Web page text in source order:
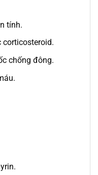
tính.
corticosteroid.
chống đông.